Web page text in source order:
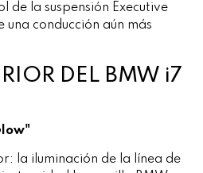
de la suspensión Executive
una conducción aún más
DEL BMW i7
la iluminación de la línea de